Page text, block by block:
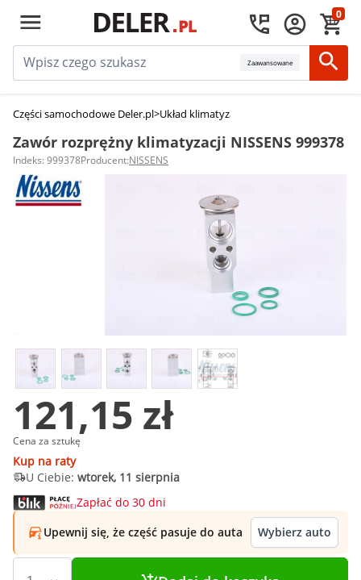
0
Zaawansowane
Części samochodowe Deler.pl>Układ klimatyzacji
Zawór rozprężny klimatyzacji NISSENS 999378
Indeks: 999378Producent:NISSENS
121,15 zł
Cena za sztukę
Kup na raty
U Ciebie: wtorek, 11 sierpnia
Zapłać do 30 dni
Upewnij się, że część pasuje do auta
Wybierz auto